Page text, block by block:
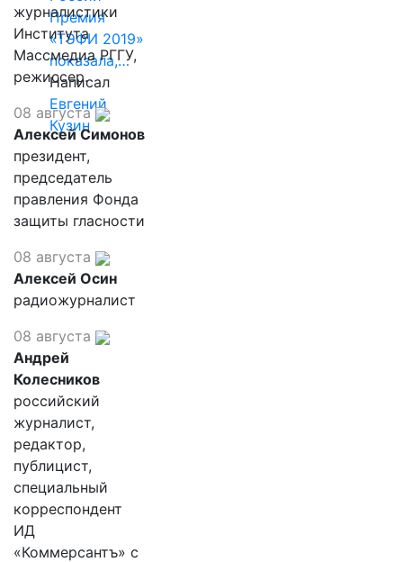
Премия
«ТЭФИ 2019»
показала,…
Написал
Евгений
Кузин
журналистики
Института
Массмедиа РГГУ,
режиссер.
08 августа
Алексей Симонов
президент,
председатель
правления Фонда
защиты гласности
08 августа
Алексей Осин
радиожурналист
08 августа
Андрей
Колесников
российский
журналист,
редактор,
публицист,
специальный
корреспондент
ИД
«Коммерсантъ» с